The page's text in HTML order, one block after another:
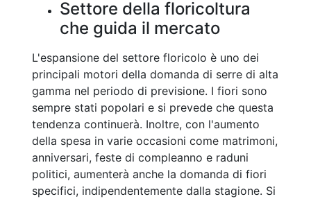
Settore della floricoltura
che guida il mercato
L'espansione del settore floricolo è uno dei
principali motori della domanda di serre di alta
gamma nel periodo di previsione. I fiori sono
sempre stati popolari e si prevede che questa
tendenza continuerà. Inoltre, con l'aumento
della spesa in varie occasioni come matrimoni,
anniversari, feste di compleanno e raduni
politici, aumenterà anche la domanda di fiori
specifici, indipendentemente dalla stagione. Si